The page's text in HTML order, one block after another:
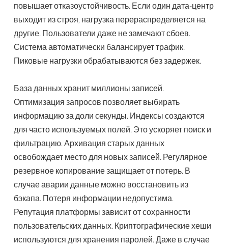
повышает отказоустойчивость. Если один дата-центр
выходит из строя, нагрузка перераспределяется на
другие. Пользователи даже не замечают сбоев.
Система автоматически балансирует трафик.
Пиковые нагрузки обрабатываются без задержек.
База данных хранит миллионы записей.
Оптимизация запросов позволяет выбирать
информацию за доли секунды. Индексы создаются
для часто используемых полей. Это ускоряет поиск и
фильтрацию. Архивация старых данных
освобождает место для новых записей. Регулярное
резервное копирование защищает от потерь. В
случае аварии данные можно восстановить из
бэкапа. Потеря информации недопустима.
Репутация платформы зависит от сохранности
пользовательских данных. Криптографические хеши
используются для хранения паролей. Даже в случае